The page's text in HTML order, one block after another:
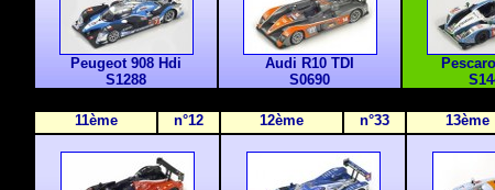
Peugeot 908 Hdi
S1288
Audi R10 TDI
S0690
11ème n°12 12ème n°33 13ème